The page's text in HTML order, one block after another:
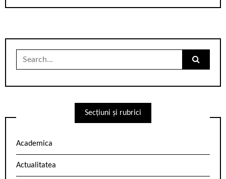
Search
Secțiuni și rubrici
Academica
Actualitatea